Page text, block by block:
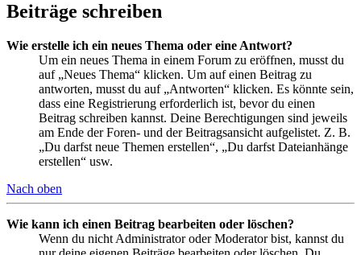
Beiträge schreiben
Wie erstelle ich ein neues Thema oder eine Antwort?
Um ein neues Thema in einem Forum zu eröffnen, musst du
auf „Neues Thema“ klicken. Um auf einen Beitrag zu
antworten, musst du auf „Antworten“ klicken. Es könnte sein,
dass eine Registrierung erforderlich ist, bevor du einen
Beitrag schreiben kannst. Deine Berechtigungen sind jeweils
am Ende der Foren- und der Beitragsansicht aufgelistet. Z. B.
„Du darfst neue Themen erstellen“, „Du darfst Dateianhänge
erstellen“ usw.
Nach oben
Wie kann ich einen Beitrag bearbeiten oder löschen?
Wenn du nicht Administrator oder Moderator bist, kannst du